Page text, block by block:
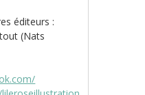
éditeurs :
(Nats